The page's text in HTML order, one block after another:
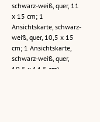
schwarz-weiß, quer, 11
x 15 cm; 1
Ansichtskarte, schwarz-
weiß, quer, 10,5 x 15
cm; 1 Ansichtskarte,
schwarz-weiß, quer,
10,5 x 14,5 cm)